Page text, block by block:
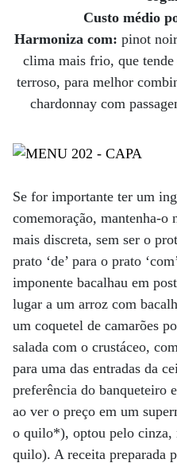
Custo médio
Harmoniza com: pinot
clima mais frio, que
terroso, para melhor
chardonnay com
Se for importante ter um
comemoração, mantenha-o
mais discreta, sem ser o
prato ‘de’ para o prato
imponente bacalhau em
lugar a um arroz com
um coquetel de camarões
salada com o crustáceo,
para uma das entradas da
preferência do banqueteiro
ao ver o preço em um
o quilo*), optou pelo cinza,
quilo). A receita preparada